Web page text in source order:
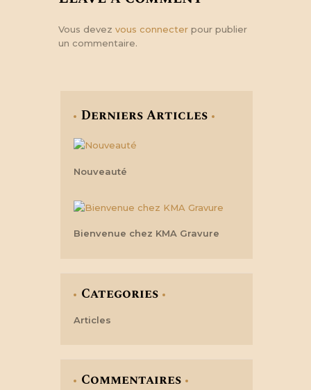
Vous devez vous connecter pour publier
un commentaire.
Derniers Articles
Nouveauté
Bienvenue chez KMA Gravure
Categories
Articles
Commentaires